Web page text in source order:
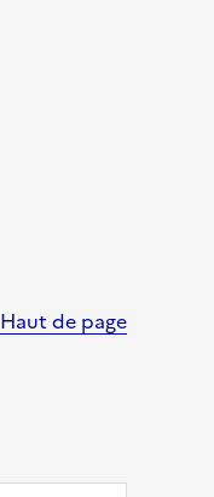
Haut de page